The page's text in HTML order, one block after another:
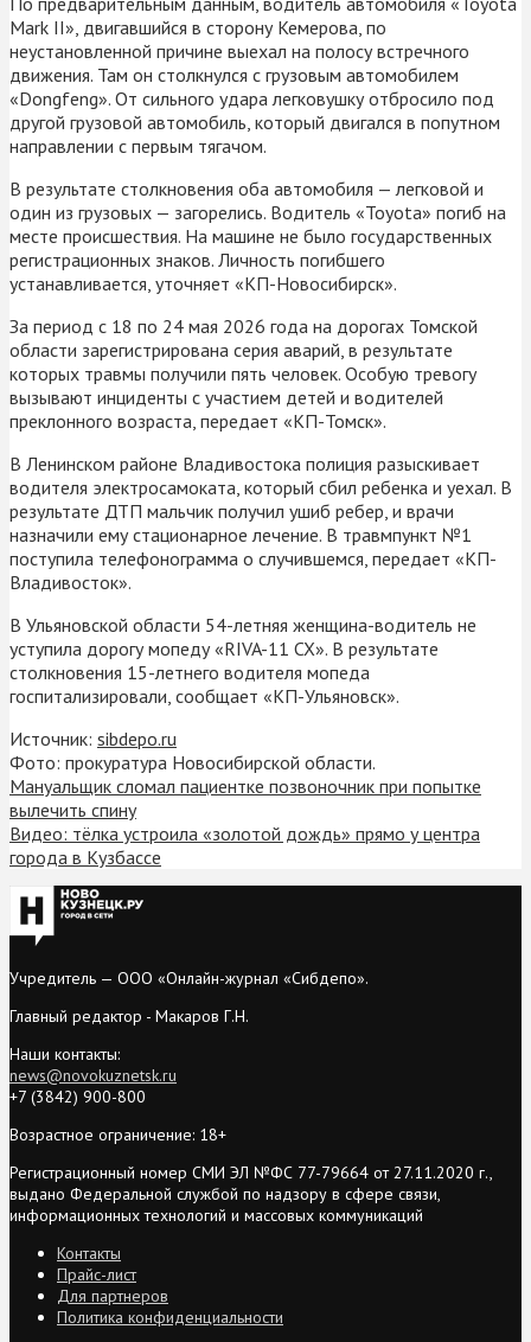
Mark II», двигавшийся в сторону Кемерова, по
неустановленной причине выехал на полосу встречного
движения. Там он столкнулся с грузовым автомобилем
«Dongfeng». От сильного удара легковушку отбросило под
другой грузовой автомобиль, который двигался в попутном
направлении с первым тягачом.
В результате столкновения оба автомобиля — легковой и
один из грузовых — загорелись. Водитель «Toyota» погиб на
месте происшествия. На машине не было государственных
регистрационных знаков. Личность погибшего
устанавливается, уточняет «КП-Новосибирск».
За период с 18 по 24 мая 2026 года на дорогах Томской
области зарегистрирована серия аварий, в результате
которых травмы получили пять человек. Особую тревогу
вызывают инциденты с участием детей и водителей
преклонного возраста, передает «КП-Томск».
В Ленинском районе Владивостока полиция разыскивает
водителя электросамоката, который сбил ребенка и уехал. В
результате ДТП мальчик получил ушиб ребер, и врачи
назначили ему стационарное лечение. В травмпункт №1
поступила телефонограмма о случившемся, передает «КП-
Владивосток».
В Ульяновской области 54-летняя женщина-водитель не
уступила дорогу мопеду «RIVA-11 CX». В результате
столкновения 15-летнего водителя мопеда
госпитализировали, сообщает «КП-Ульяновск».
Источник: sibdepo.ru
Фото: прокуратура Новосибирской области.
Мануальщик сломал пациентке позвоночник при попытке
вылечить спину
Видео: тёлка устроила «золотой дождь» прямо у центра
города в Кузбассе
Учредитель — ООО «Онлайн-журнал «Сибдепо».
Главный редактор - Макаров Г.Н.
Наши контакты:
news@novokuznetsk.ru
+7 (3842) 900-800
Возрастное ограничение: 18+
Регистрационный номер СМИ ЭЛ №ФС 77-79664 от 27.11.2020 г.,
выдано Федеральной службой по надзору в сфере связи,
информационных технологий и массовых коммуникаций
Контакты
Прайс-лист
Для партнеров
Политика конфиденциальности